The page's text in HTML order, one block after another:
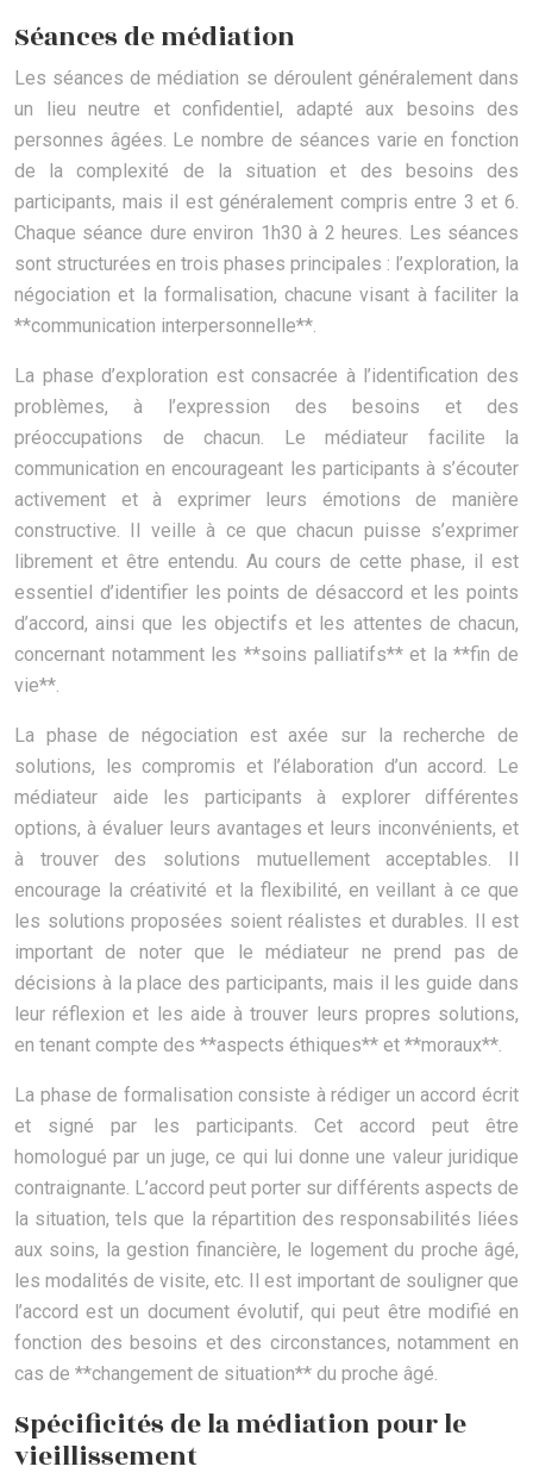
Séances de médiation
Les séances de médiation se déroulent généralement dans
un lieu neutre et confidentiel, adapté aux besoins des
personnes âgées. Le nombre de séances varie en fonction
de la complexité de la situation et des besoins des
participants, mais il est généralement compris entre 3 et 6.
Chaque séance dure environ 1h30 à 2 heures. Les séances
sont structurées en trois phases principales : l’exploration, la
négociation et la formalisation, chacune visant à faciliter la
**communication interpersonnelle**.
La phase d’exploration est consacrée à l’identification des
problèmes, à l’expression des besoins et des
préoccupations de chacun. Le médiateur facilite la
communication en encourageant les participants à s’écouter
activement et à exprimer leurs émotions de manière
constructive. Il veille à ce que chacun puisse s’exprimer
librement et être entendu. Au cours de cette phase, il est
essentiel d’identifier les points de désaccord et les points
d’accord, ainsi que les objectifs et les attentes de chacun,
concernant notamment les **soins palliatifs** et la **fin de
vie**.
La phase de négociation est axée sur la recherche de
solutions, les compromis et l’élaboration d’un accord. Le
médiateur aide les participants à explorer différentes
options, à évaluer leurs avantages et leurs inconvénients, et
à trouver des solutions mutuellement acceptables. Il
encourage la créativité et la flexibilité, en veillant à ce que
les solutions proposées soient réalistes et durables. Il est
important de noter que le médiateur ne prend pas de
décisions à la place des participants, mais il les guide dans
leur réflexion et les aide à trouver leurs propres solutions,
en tenant compte des **aspects éthiques** et **moraux**.
La phase de formalisation consiste à rédiger un accord écrit
et signé par les participants. Cet accord peut être
homologué par un juge, ce qui lui donne une valeur juridique
contraignante. L’accord peut porter sur différents aspects de
la situation, tels que la répartition des responsabilités liées
aux soins, la gestion financière, le logement du proche âgé,
les modalités de visite, etc. Il est important de souligner que
l’accord est un document évolutif, qui peut être modifié en
fonction des besoins et des circonstances, notamment en
cas de **changement de situation** du proche âgé.
Spécificités de la médiation pour le
vieillissement